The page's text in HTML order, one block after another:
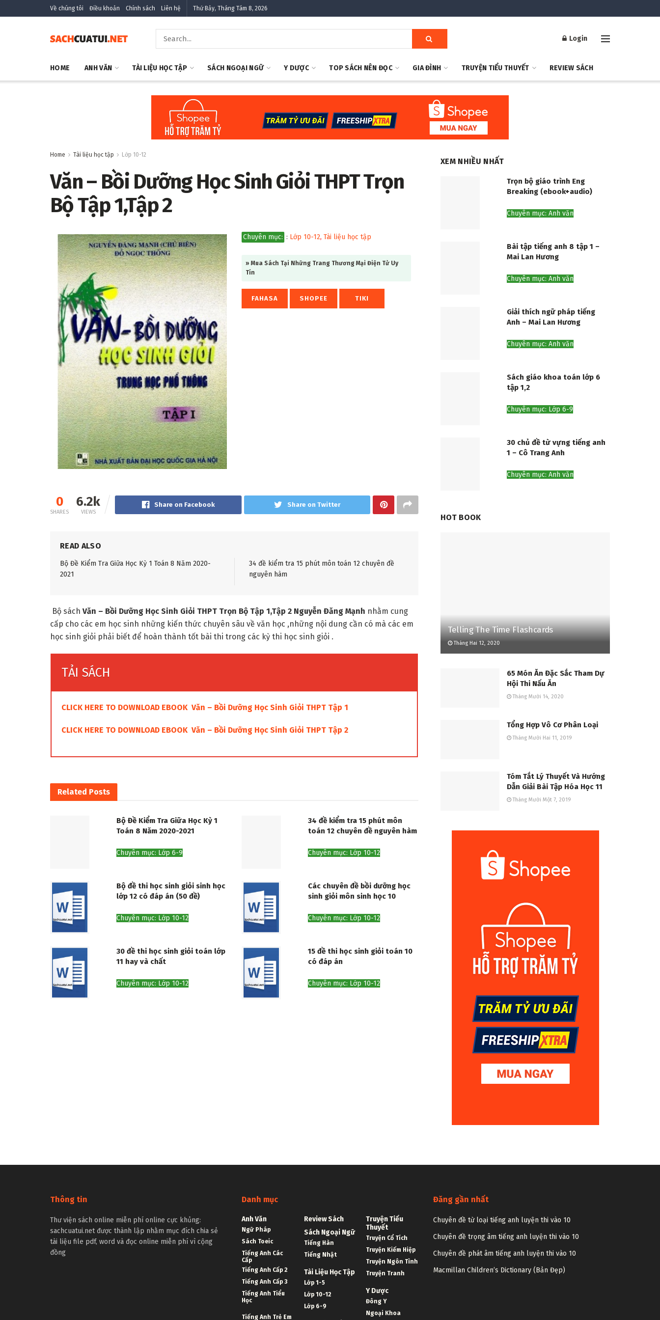
Về chúng tôi Điều khoản Chính sách Liên hệ Thứ Bảy, Tháng Tám 8, 2026
Login
HOME ANH VĂN TÀI LIỆU HỌC TẬP SÁCH NGOẠI NGỮ Y DƯỢC TOP SÁCH NÊN ĐỌC GIA ĐÌNH TRUYỆN TIỂU THUYẾT REVIEW SÁCH
Home Tài liệu học tập Lớp 10-12
Văn – Bồi Dưỡng Học Sinh Giỏi THPT Trọn
Bộ Tập 1,Tập 2
Chuyên mục: : Lớp 10-12, Tài liệu học tập
» Mua Sách Tại Những Trang Thương Mại Điện Tử Uy
Tín
FAHASA SHOPEE TIKI
0
SHARES
6.2k
VIEWS
Share on Facebook Share on Twitter
READ ALSO
Bộ Đề Kiểm Tra Giữa Học Kỳ 1 Toán 8 Năm 2020-
2021
34 đề kiểm tra 15 phút môn toán 12 chuyên đề
nguyên hàm
Bộ sách Văn – Bồi Dưỡng Học Sinh Giỏi THPT Trọn Bộ Tập 1,Tập 2 Nguyễn Đăng Mạnh nhằm cung
cấp cho các em học sinh những kiến thức chuyên sâu về văn học ,những nội dung cần có mà các em
học sinh giỏi phải biết để hoàn thành tốt bài thi trong các kỳ thi học sinh giỏi .
TẢI SÁCH
CLICK HERE TO DOWNLOAD EBOOK Văn – Bồi Dưỡng Học Sinh Giỏi THPT Tập 1
CLICK HERE TO DOWNLOAD EBOOK Văn – Bồi Dưỡng Học Sinh Giỏi THPT Tập 2
Related Posts
Bộ Đề Kiểm Tra Giữa Học Kỳ 1
Toán 8 Năm 2020-2021
Chuyên mục: Lớp 6-9
34 đề kiểm tra 15 phút môn
toán 12 chuyên đề nguyên hàm
Chuyên mục: Lớp 10-12
Bộ đề thi học sinh giỏi sinh học
lớp 12 có đáp án (50 đề)
Chuyên mục: Lớp 10-12
Các chuyên đề bồi dưỡng học
sinh giỏi môn sinh học 10
Chuyên mục: Lớp 10-12
30 đề thi học sinh giỏi toán lớp
11 hay và chất
Chuyên mục: Lớp 10-12
15 đề thi học sinh giỏi toán 10
có đáp án
Chuyên mục: Lớp 10-12
XEM NHIỀU NHẤT
Trọn bộ giáo trình Eng
Breaking (ebook+audio)
Chuyên mục: Anh văn
Bài tập tiếng anh 8 tập 1 –
Mai Lan Hương
Chuyên mục: Anh văn
Giải thích ngữ pháp tiếng
Anh – Mai Lan Hương
Chuyên mục: Anh văn
Sách giáo khoa toán lớp 6
tập 1,2
Chuyên mục: Lớp 6-9
30 chủ đề từ vựng tiếng anh
1 – Cô Trang Anh
Chuyên mục: Anh văn
HOT BOOK
Telling The Time Flashcards
Tháng Hai 12, 2020
65 Món Ăn Đặc Sắc Tham Dự
Hội Thi Nấu Ăn
Tháng Mười 14, 2020
Tổng Hợp Vô Cơ Phân Loại
Tháng Mười Hai 11, 2019
Tóm Tắt Lý Thuyết Và Hướng
Dẫn Giải Bài Tập Hóa Học 11
Tháng Mười Một 7, 2019
Thông tin
Thư viện sách online miễn phí online cực khủng:
sachcuatui.net được thành lập nhằm mục đích chia sẻ
tài liệu file pdf, word và đọc online miễn phí vì cộng
đồng
Danh mục
Anh Văn
Ngữ Pháp
Sách Toeic
Tiếng Anh Các
Cấp
Tiếng Anh Cấp 2
Tiếng Anh Cấp 3
Tiếng Anh Tiểu
Học
Tiếng Anh Trẻ Em
Review Sách
Sách Ngoại Ngữ
Tiếng Hàn
Tiếng Nhật
Tài Liệu Học Tập
Lớp 1-5
Lớp 10-12
Lớp 6-9
Truyện Tiểu
Thuyết
Truyện Cổ Tích
Truyện Kiếm Hiệp
Truyện Ngôn Tình
Truyện Tranh
Y Dược
Đông Y
Ngoại Khoa
Đăng gần nhất
Chuyên đề từ loại tiếng anh luyện thi vào 10
Chuyên đề trọng âm tiếng anh luyện thi vào 10
Chuyên đề phát âm tiếng anh luyện thi vào 10
Macmillan Children’s Dictionary (Bản Đẹp)